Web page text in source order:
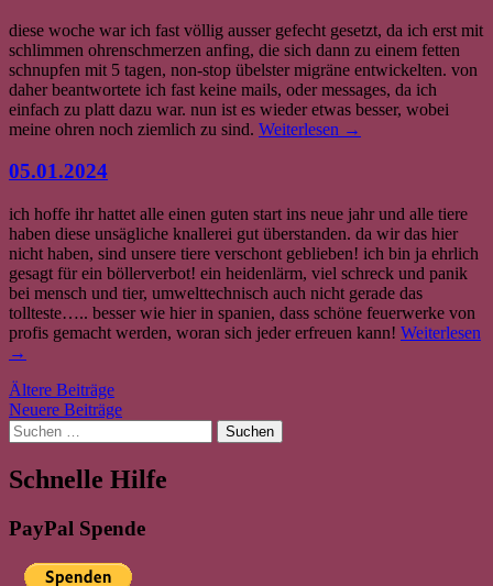
diese woche war ich fast völlig ausser gefecht gesetzt, da ich erst mit
schlimmen ohrenschmerzen anfing, die sich dann zu einem fetten
schnupfen mit 5 tagen, non-stop übelster migräne entwickelten. von
daher beantwortete ich fast keine mails, oder messages, da ich
einfach zu platt dazu war. nun ist es wieder etwas besser, wobei
meine ohren noch ziemlich zu sind. Weiterlesen →
05.01.2024
ich hoffe ihr hattet alle einen guten start ins neue jahr und alle tiere
haben diese unsägliche knallerei gut überstanden. da wir das hier
nicht haben, sind unsere tiere verschont geblieben! ich bin ja ehrlich
gesagt für ein böllerverbot! ein heidenlärm, viel schreck und panik
bei mensch und tier, umwelttechnisch auch nicht gerade das
tollteste….. besser wie hier in spanien, dass schöne feuerwerke von
profis gemacht werden, woran sich jeder erfreuen kann! Weiterlesen
→
Beitrags-
Navigation
Ältere Beiträge
Neuere Beiträge
Suchen
nach:
Schnelle Hilfe
PayPal Spende